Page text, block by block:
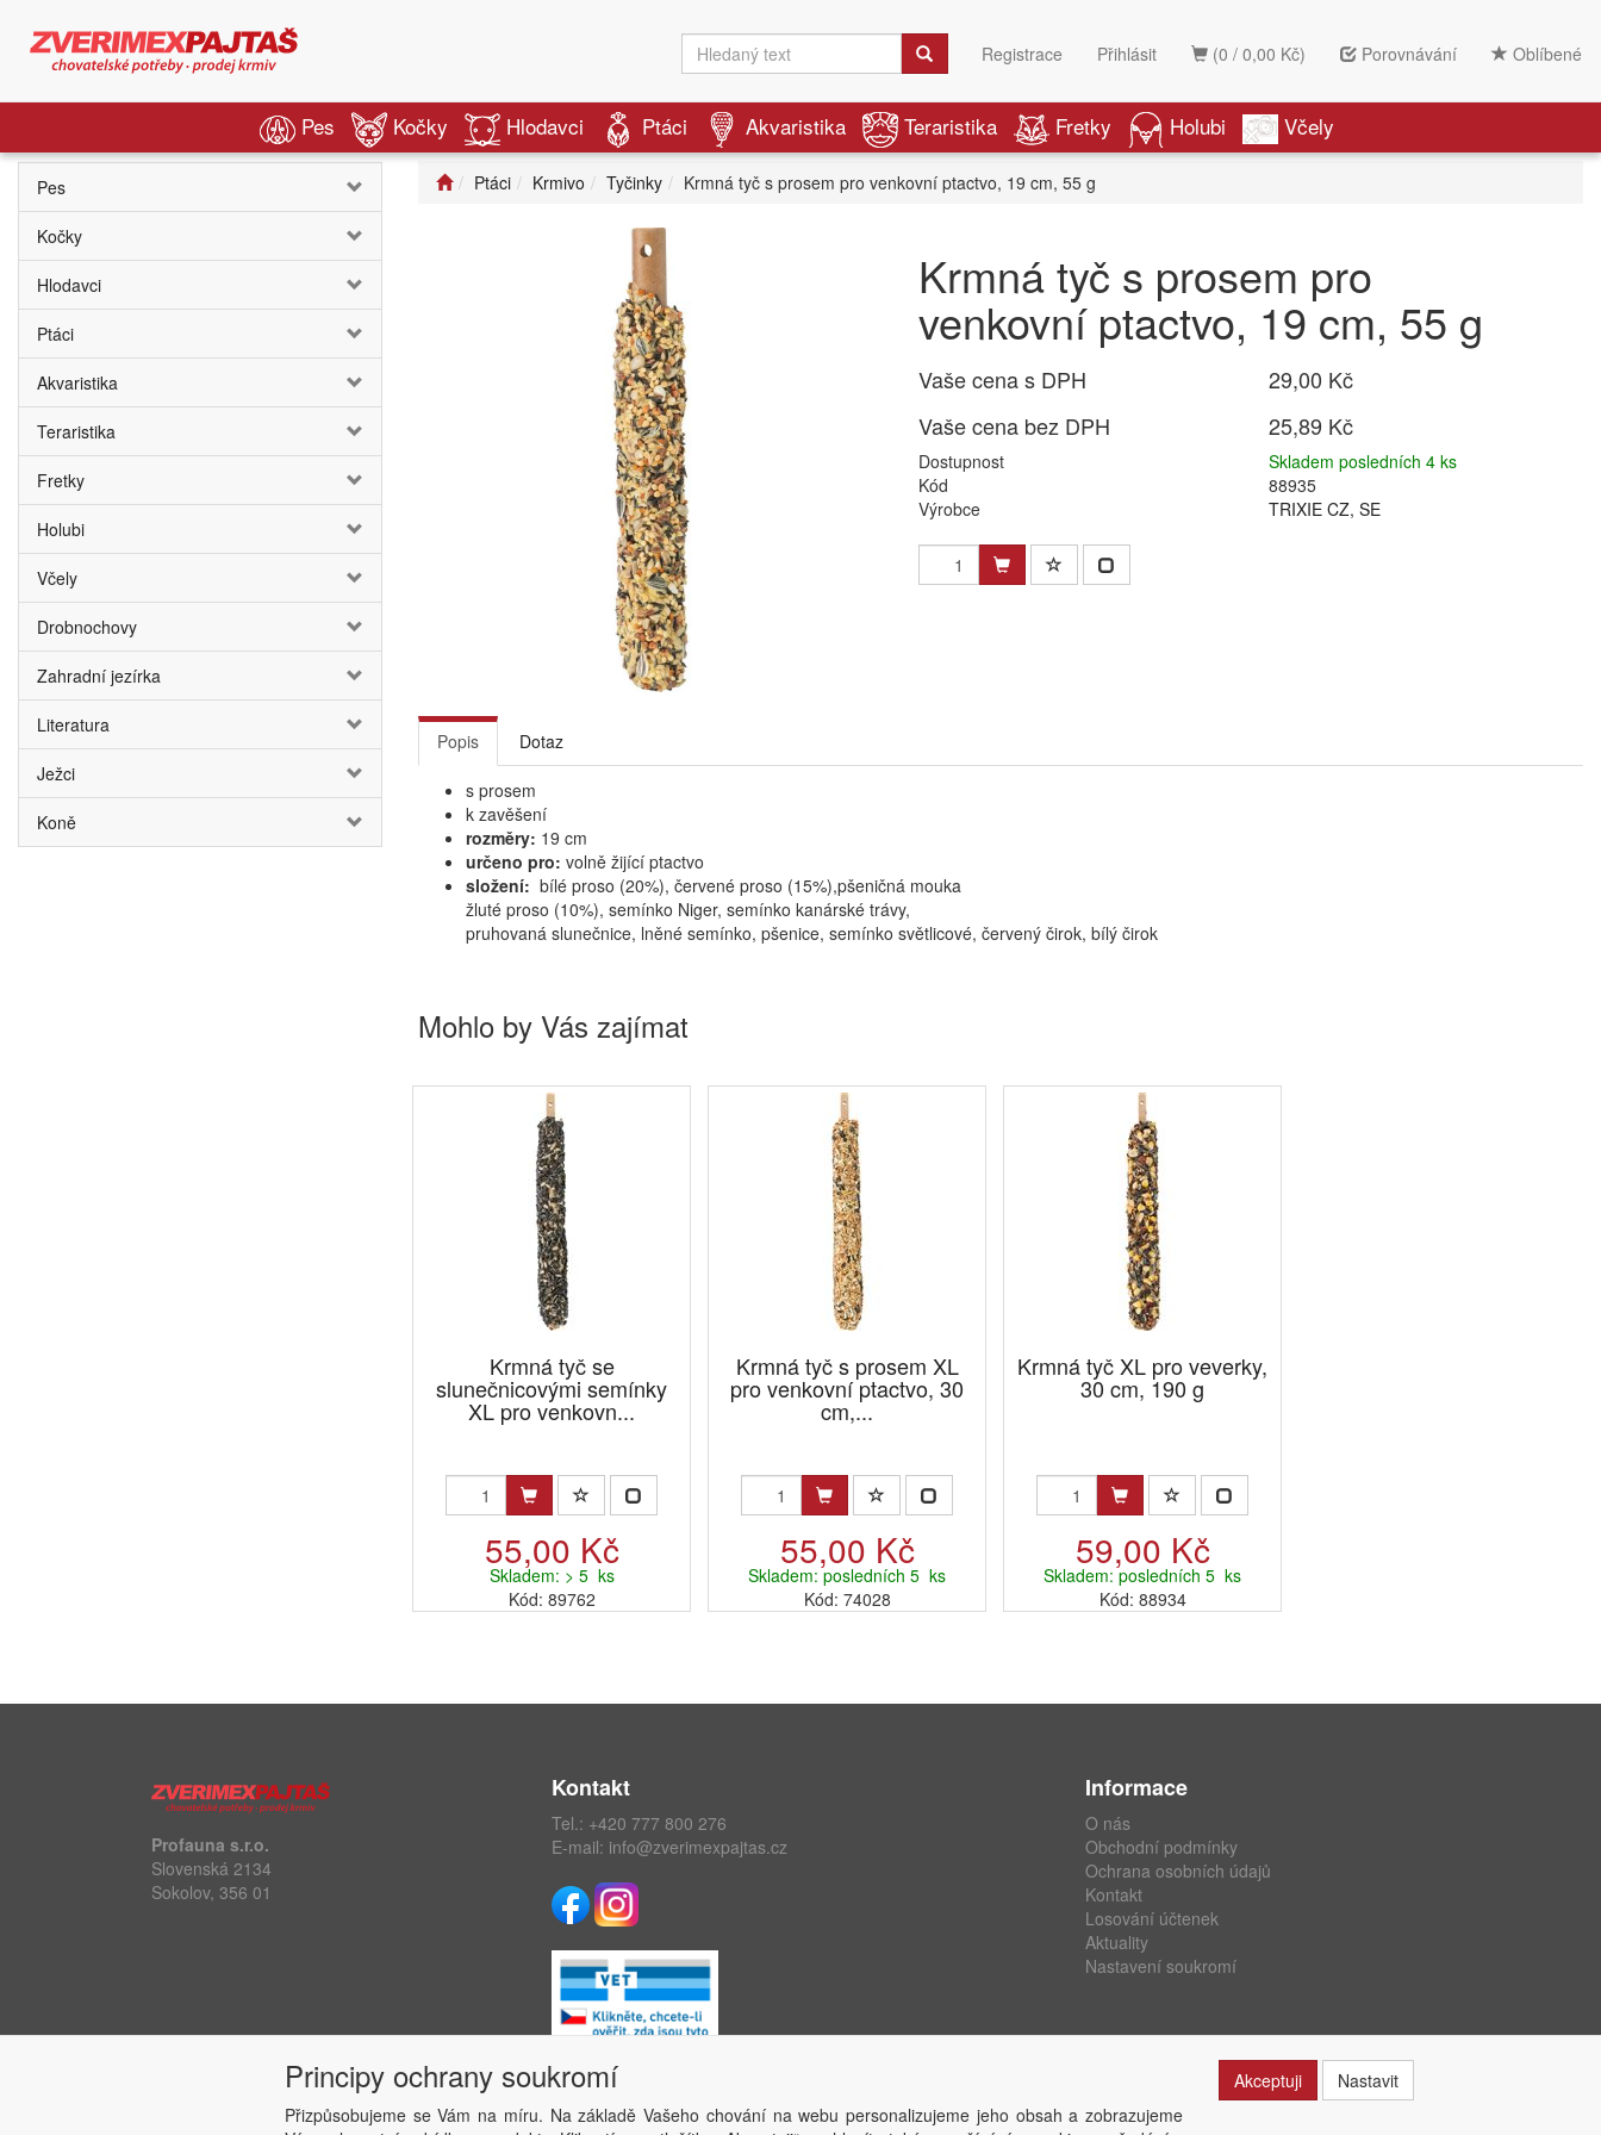
(0 / 0,00 Kč) Porovnávání Oblíbené
Registrace Přihlásit
Pes Kočky Hlodavci Ptáci Akvaristika Teraristika Fretky Holubi Včely
Pes
Kočky
Hlodavci
Ptáci
Akvaristika
Teraristika
Fretky
Holubi
Včely
Drobnochovy
Zahradní jezírka
Literatura
Ježci
Koně
Ptáci Krmivo Tyčinky Krmná tyč s prosem pro venkovní ptactvo, 19 cm, 55 g
Krmná tyč s prosem pro
venkovní ptactvo, 19 cm, 55 g
Vaše cena s DPH
29,00 Kč
Vaše cena bez DPH
25,89 Kč
Dostupnost
Skladem posledních 4 ks
Kód
88935
Výrobce
TRIXIE CZ, SE
Popis Dotaz
s prosem
k zavěšení
rozměry: 19 cm
určeno pro: volně žijící ptactvo
složení: bílé proso (20%), červené proso (15%),pšeničná mouka
žluté proso (10%), semínko Niger, semínko kanárské trávy,
pruhovaná slunečnice, lněné semínko, pšenice, semínko světlicové, červený čirok, bílý čirok
Mohlo by Vás zajímat
Krmná tyč se
slunečnicovými semínky
XL pro venkovn...
55,00 Kč
Skladem: > 5 ks
Kód: 89762
Krmná tyč s prosem XL
pro venkovní ptactvo, 30
cm,...
55,00 Kč
Skladem: posledních 5 ks
Kód: 74028
Krmná tyč XL pro veverky,
30 cm, 190 g
59,00 Kč
Skladem: posledních 5 ks
Kód: 88934
Profauna s.r.o.
Slovenská 2134
Sokolov, 356 01
Kontakt
Tel.: +420 777 800 276
E-mail: info@zverimexpajtas.cz
Informace
O nás
Obchodní podmínky
Ochrana osobních údajů
Kontakt
Losování účtenek
Aktuality
Nastavení soukromí
Principy ochrany soukromí
Přizpůsobujeme se Vám na míru. Na základě Vašeho chování na webu personalizujeme jeho obsah a zobrazujeme
Akceptuji Nastavit